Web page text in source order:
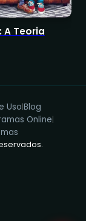
A Teoria
Uso|Blog
Online|